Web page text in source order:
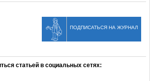
ПОДПИСАТЬСЯ НА ЖУРНАЛ
статьей в социальных сетях: